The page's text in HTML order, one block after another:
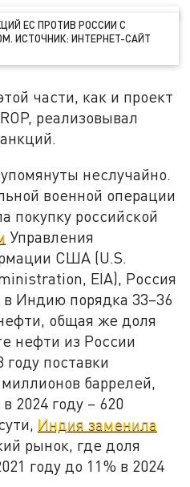
ЕС ПРОТИВ РОССИИ С
ИСТОЧНИК: ИНТЕРНЕТ-САЙТ
части, как и проект
реализовывал
неслучайно.
военной операции
покупку российской
Управления
США (U.S.
EIA), Россия
в Индию порядка 33–36
общая же доля
нефти из России
году поставки
баррелей,
2024 году – 620
Индия заменила
рынок, где доля
году до 11% в 2024